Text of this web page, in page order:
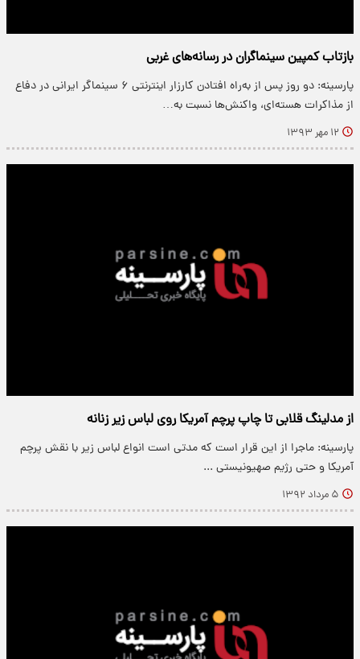
بازتاب کمپین سینماگران در رسانه‌های غربی
پارسینه: دو روز پس از به‌راه افتادن کارزار اینترنتی ۶ سینماگر ایرانی در دفاع
از مذاکرات هسته‌ای، واکنش‌ها نسبت به…
۱۲ مهر ۱۳۹۳
از مدلینگ قلابی تا چاپ پرچم آمریکا روی لباس زیر زنانه
پارسینه: ماجرا از این قرار است که مدتی است انواع لباس زیر با نقش پرچم
آمریکا و حتی رژیم صهیونیستی ...
۵ مرداد ۱۳۹۲